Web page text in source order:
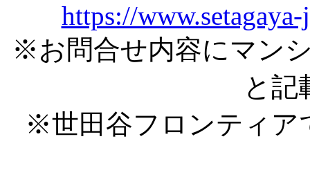
https://
※お問合せ内容にマン
と記
※世田谷フロンティア